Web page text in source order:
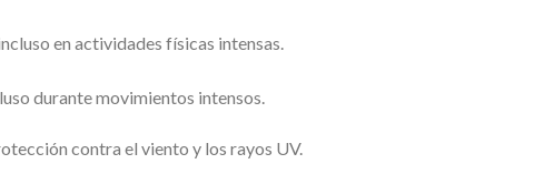
en actividades físicas intensas.
durante movimientos intensos.
contra el viento y los rayos UV.